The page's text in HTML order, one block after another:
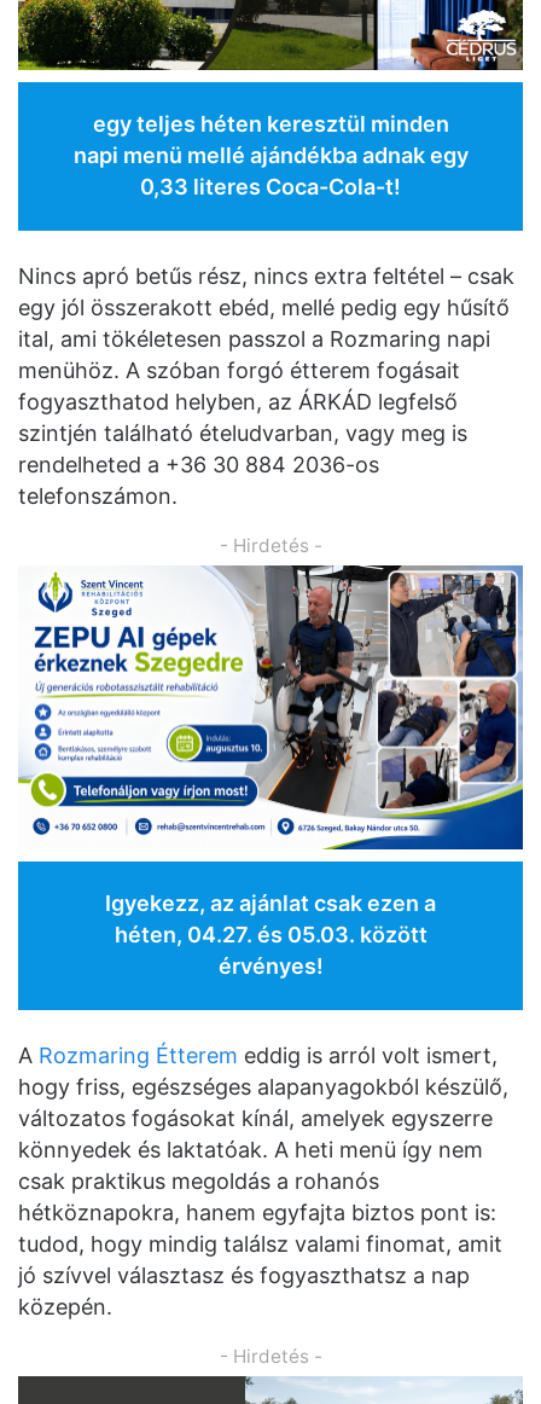
egy teljes héten keresztül minden
napi menü mellé ajándékba adnak egy
0,33 literes Coca-Cola-t!
Nincs apró betűs rész, nincs extra feltétel – csak
egy jól összerakott ebéd, mellé pedig egy hűsítő
ital, ami tökéletesen passzol a Rozmaring napi
menühöz. A szóban forgó étterem fogásait
fogyaszthatod helyben, az ÁRKÁD legfelső
szintjén található ételudvarban, vagy meg is
rendelheted a +36 30 884 2036-os
telefonszámon.
- Hirdetés -
Igyekezz, az ajánlat csak ezen a
héten, 04.27. és 05.03. között
érvényes!
A Rozmaring Étterem eddig is arról volt ismert,
hogy friss, egészséges alapanyagokból készülő,
változatos fogásokat kínál, amelyek egyszerre
könnyedek és laktatóak. A heti menü így nem
csak praktikus megoldás a rohanós
hétköznapokra, hanem egyfajta biztos pont is:
tudod, hogy mindig találsz valami finomat, amit
jó szívvel választasz és fogyaszthatsz a nap
közepén.
- Hirdetés -